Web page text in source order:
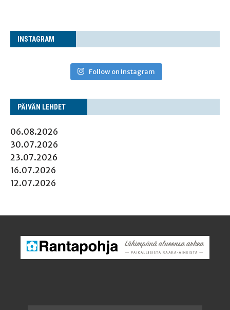
INS­TA­GRAM
Follow on Instagram
PÄI­VÄN LEHDET
06.08.2026
30.07.2026
23.07.2026
16.07.2026
12.07.2026